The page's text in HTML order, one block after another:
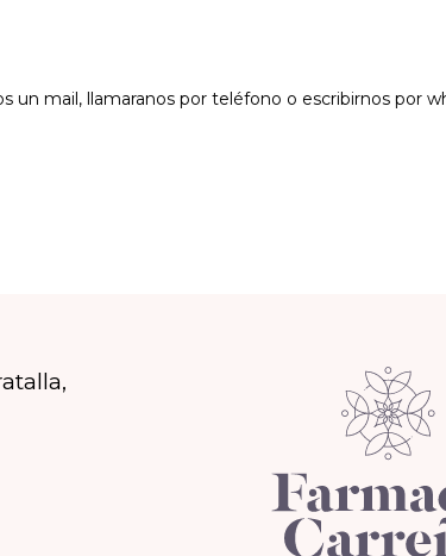
un mail, llamaranos por teléfono o escribirnos por